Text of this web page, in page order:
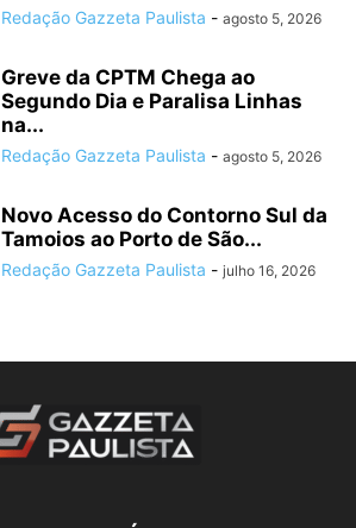
Redação Gazzeta Paulista - agosto 5, 2026
Greve da CPTM Chega ao
Segundo Dia e Paralisa Linhas
na...
Redação Gazzeta Paulista - agosto 5, 2026
Novo Acesso do Contorno Sul da
Tamoios ao Porto de São...
Redação Gazzeta Paulista - julho 16, 2026